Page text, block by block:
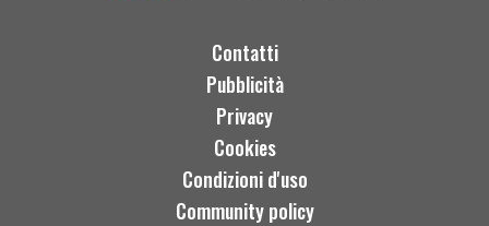
Contatti
Pubblicità
Privacy
Cookies
Condizioni d'uso
Community policy